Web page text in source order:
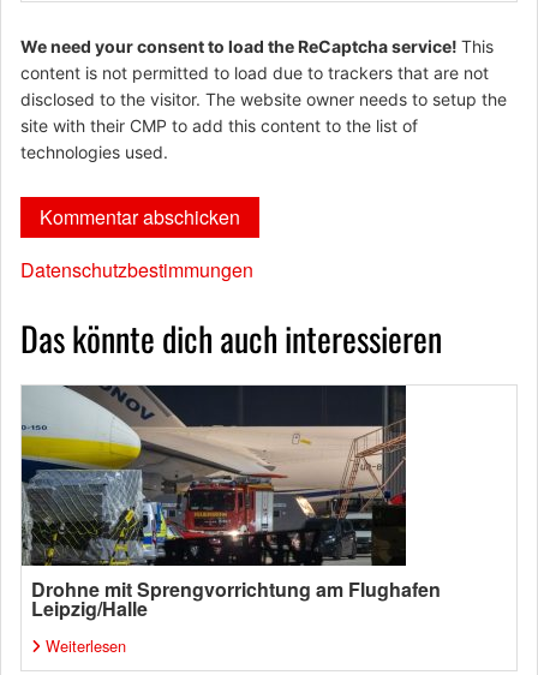
We need your consent to load the ReCaptcha service! This
content is not permitted to load due to trackers that are not
disclosed to the visitor. The website owner needs to setup the
site with their CMP to add this content to the list of
technologies used.
Datenschutzbestimmungen
Das könnte dich auch interessieren
Drohne mit Sprengvorrichtung am Flughafen
Leipzig/Halle
Weiterlesen